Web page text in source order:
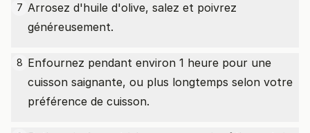
7 Arrosez d'huile d'olive, salez et poivrez
généreusement.
8 Enfournez pendant environ 1 heure pour une
cuisson saignante, ou plus longtemps selon votre
préférence de cuisson.